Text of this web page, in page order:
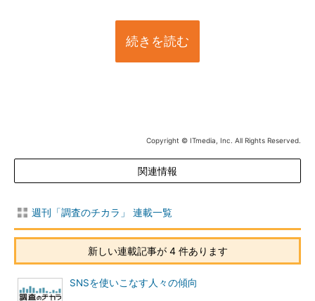
続きを読む
Copyright © ITmedia, Inc. All Rights Reserved.
関連情報
週刊「調査のチカラ」 連載一覧
新しい連載記事が 4 件あります
SNSを使いこなす人々の傾向